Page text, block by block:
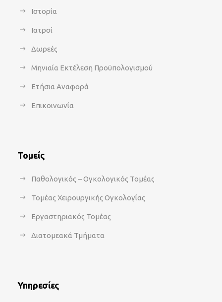
Ιστορία
Ιατροί
Δωρεές
Μηνιαία Εκτέλεση Προϋπολογισμού
Ετήσια Αναφορά
Επικοινωνία
Τομείς
Παθολογικός – Ογκολογικός Τομέας
Τομέας Χειρουργικής Ογκολογίας
Εργαστηριακός Τομέας
Διατομεακά Τμήματα
Υπηρεσίες